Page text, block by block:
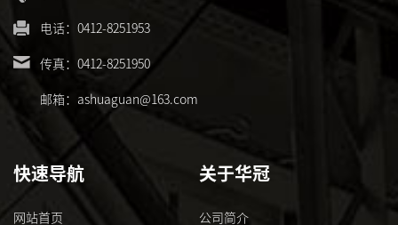
电话：0412-8251953
传真：0412-8251950
邮箱：ashuaguan@163.com
快速导航
网站首页
关于华冠
公司简介